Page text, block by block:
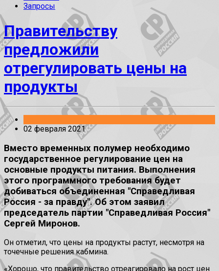
Запросы
Правительству
предложили
отрегулировать цены на
продукты
02 февраля 2021
Вместо временных полумер необходимо
государственное регулирование цен на
основные продукты питания. Выполнения
этого программного требования будет
добиваться объединенная "Справедливая
Россия - за правду". Об этом заявил
председатель партии "Справедливая Россия"
Сергей Миронов.
Он отметил, что цены на продукты растут, несмотря на
точечные решения кабмина.
«Хорошо, что правительство отреагировало на рост цен